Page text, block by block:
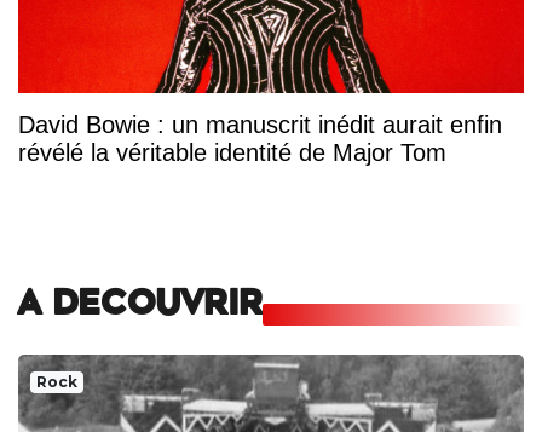
David Bowie : un manuscrit inédit aurait enfin
révélé la véritable identité de Major Tom
A DECOUVRIR
Rock